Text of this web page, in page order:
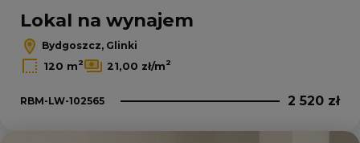
Lokal na wynajem
Bydgoszcz, Glinki
120 m2 21,00 zł/m2
RBM-LW-102565 2 520 zł